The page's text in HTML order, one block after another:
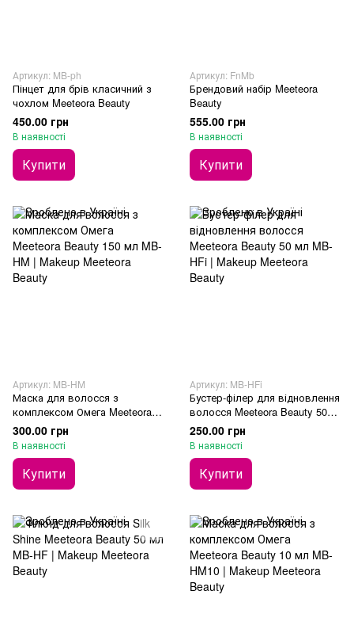
Артикул: MB-ph
Пінцет для брів класичний з
чохлом Meeteora Beauty
450.00 грн
В наявності
Купити
Артикул: FnMb
Брендовий набір Meeteora
Beauty
555.00 грн
В наявності
Купити
Артикул: MB-HM
Маска для волосся з
комплексом Омега Meeteora
Beauty 150 мл
300.00 грн
В наявності
Купити
Артикул: MB-HFi
Бустер-філер для відновлення
волосся Meeteora Beauty 50
мл
250.00 грн
В наявності
Купити